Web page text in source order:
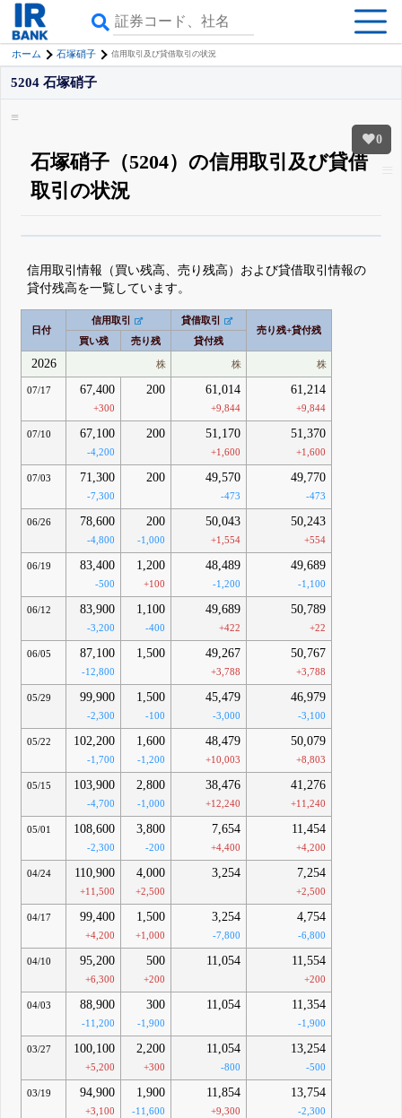
ホーム 石塚硝子 信用取引及び貸借取引の状況
0
5204 石塚硝子
石塚硝子（5204）の信用取引及び貸借
取引の状況
見られる
無料でβ版をはじめる
登録すると永久30%OFFと米株版の先行利用も付きます
信用取引情報（買い残高、売り残高）および貸借取引情報の
貸付残高を一覧しています。
日付
信用取引
貸借取引
売り残+貸付残
買い残
売り残 貸付残
2026 株 株 株
07/17 67,400
+300
200 61,014
+9,844
61,214
+9,844
07/10 67,100
-4,200
200 51,170
+1,600
51,370
+1,600
07/03 71,300
-7,300
200 49,570
-473
49,770
-473
06/26 78,600
-4,800
200
-1,000
50,043
+1,554
50,243
+554
06/19 83,400
-500
1,200
+100
48,489
-1,200
49,689
-1,100
06/12 83,900
-3,200
1,100
-400
49,689
+422
50,789
+22
06/05 87,100
-12,800
1,500 49,267
+3,788
50,767
+3,788
05/29 99,900
-2,300
1,500
-100
45,479
-3,000
46,979
-3,100
05/22 102,200
-1,700
1,600
-1,200
48,479
+10,003
50,079
+8,803
05/15 103,900
-4,700
2,800
-1,000
38,476
+12,240
41,276
+11,240
05/01 108,600
-2,300
3,800
-200
7,654
+4,400
11,454
+4,200
04/24 110,900
+11,500
4,000
+2,500
3,254 7,254
+2,500
04/17 99,400
+4,200
1,500
+1,000
3,254
-7,800
4,754
-6,800
04/10 95,200
+6,300
500
+200
11,054 11,554
+200
04/03 88,900
-11,200
300
-1,900
11,054 11,354
-1,900
03/27 100,100
+5,200
2,200
+300
11,054
-800
13,254
-500
03/19 94,900
+3,100
1,900
-11,600
11,854
+9,300
13,754
-2,300